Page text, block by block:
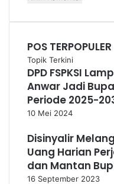
POS TERPOPULER
Topik Terkini
DPD FSPKSI
Anwar Jadi
Periode 2025-
10 Mei 2024
Disinyalir
Uang Harian
dan Mantan
16 September 2023